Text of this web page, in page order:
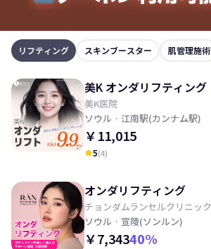
リフティング スキンブースター 肌管理施術
美K オンダリフティング
美K医院
ソウル · 江南駅(カンナム駅)
￥11,015
kid_star5(4)
オンダリフティング
チョンダムランセルクリニック
ソウル · 宣陵(ソンルン)
￥7,34340%